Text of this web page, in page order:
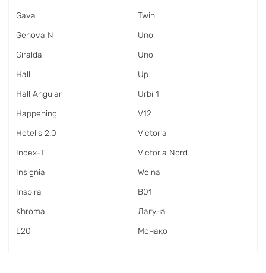
Gava
Genova N
Giralda
Hall
Hall Angular
Happening
Hotel's 2.0
Index-T
Insignia
Inspira
Khroma
L20
Twin
Uno
Uno
Up
Urbi 1
V12
Victoria
Victoria Nord
Welna
В01
Лагуна
Монако